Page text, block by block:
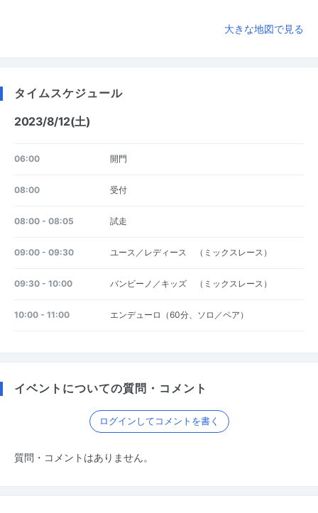
大きな地図で見る
タイムスケジュール
2023/8/12(土)
06:00 開門
08:00 受付
08:00 - 08:05 試走
09:00 - 09:30 ユース／レディース （ミックスレース）
09:30 - 10:00 バンビーノ／キッズ （ミックスレース）
10:00 - 11:00 エンデューロ（60分、ソロ／ペア）
イベントについての質問・コメント
ログインしてコメントを書く
質問・コメントはありません。